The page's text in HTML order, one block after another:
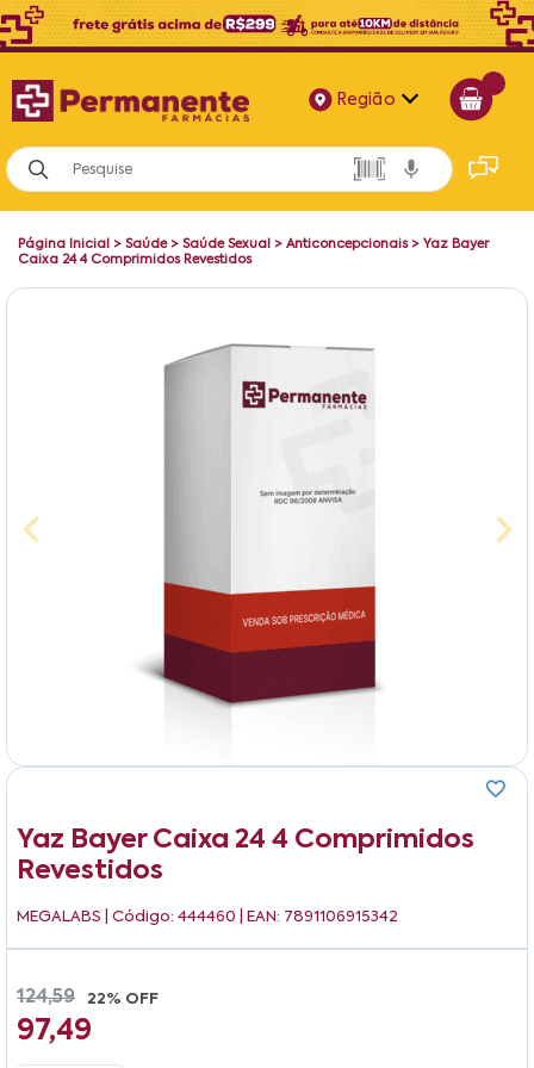
Região
Alagoas
Bahia
Página Inicial > Saúde> Saúde Sexual > Anticoncepcionais> Yaz Bayer
Caixa 24 4 Comprimidos Revestidos
Yaz Bayer Caixa 24 4 Comprimidos
Revestidos
MEGALABS | Código: 444460 | EAN: 7891106915342
124,59 22% OFF
97,49